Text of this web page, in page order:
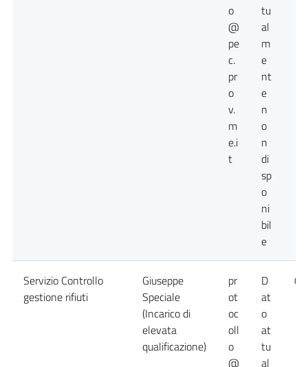
o
@
pe
c.
pr
o
v.
m
e.i
t
tu
al
m
e
nt
e
n
o
n
di
sp
o
ni
bil
e
Servizio Controllo
gestione rifiuti
Giuseppe
Speciale
(Incarico di
elevata
qualificazione)
pr
ot
oc
oll
o
@
D
at
o
at
tu
al